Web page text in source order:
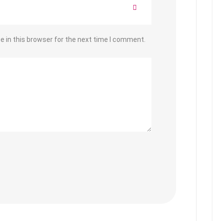
in this browser for the next time I comment.